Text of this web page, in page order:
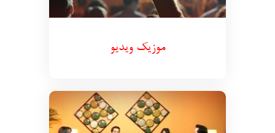
موزیک ویدیو